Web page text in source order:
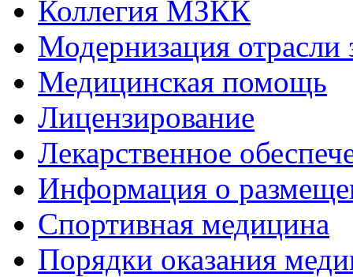
Коллегия МЗКК
Модернизация отрасли
Медицинская помощь
Лицензирование
Лекарственное
Информация о
Спортивная медицина
Порядки оказания